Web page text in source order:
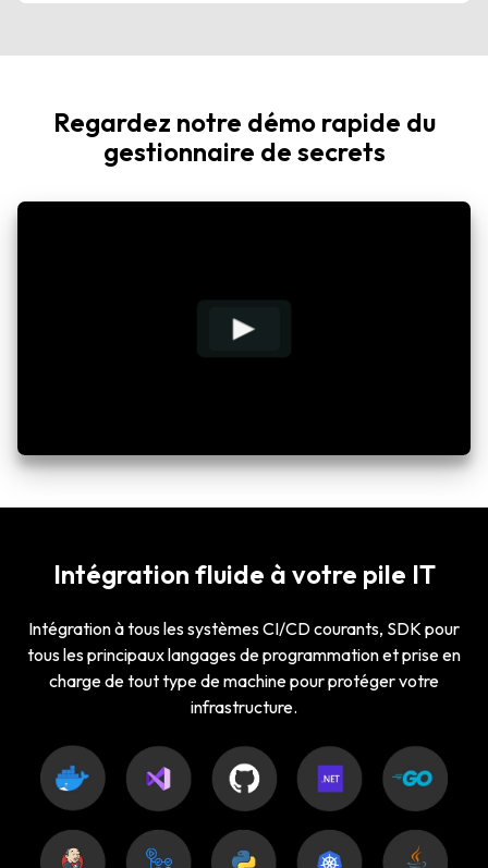
Regardez notre démo rapide du
gestionnaire de secrets
Intégration fluide à votre pile IT
Intégration à tous les systèmes CI/CD courants, SDK pour
tous les principaux langages de programmation et prise en
charge de tout type de machine pour protéger votre
infrastructure.